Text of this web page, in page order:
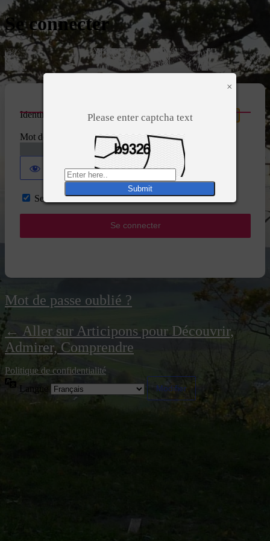
×
Please enter captcha text
Se connecter
Identifiant ou adresse e-mail
Mot de passe
Se souvenir de moi
Mot de passe oublié ?
← Aller sur Articipons pour Découvrir,
Admirer, Comprendre
Politique de confidentialité
Langue